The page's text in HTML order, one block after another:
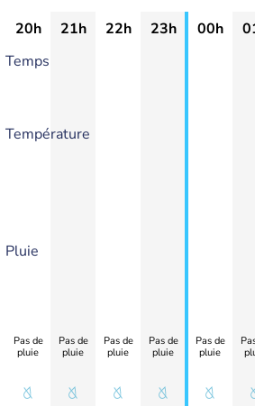
20h 21h 22h 23h 00h
Temps
Température
Pluie
Pas de
pluie
Pas de
pluie
Pas de
pluie
Pas de
pluie
Pas de
pluie